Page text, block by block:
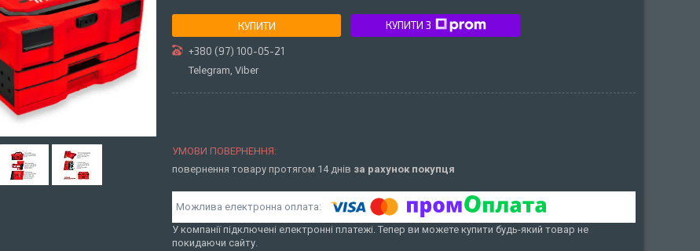
КУПИТИ КУПИТИ З
+380 (97) 100-05-21
Telegram, Viber
повернення товару протягом 14 днів за рахунок покупця
У компанії підключені електронні платежі. Тепер ви можете купити будь-який товар не
покидаючи сайту.